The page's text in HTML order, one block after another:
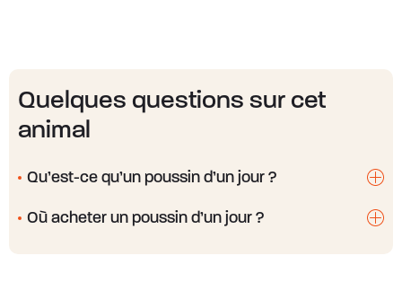
Quelques questions sur cet
animal
Qu’est-ce qu’un poussin d’un jour ?
Pour les professionnels, l’élevage de poussins d’un
Où acheter un poussin d’un jour ?